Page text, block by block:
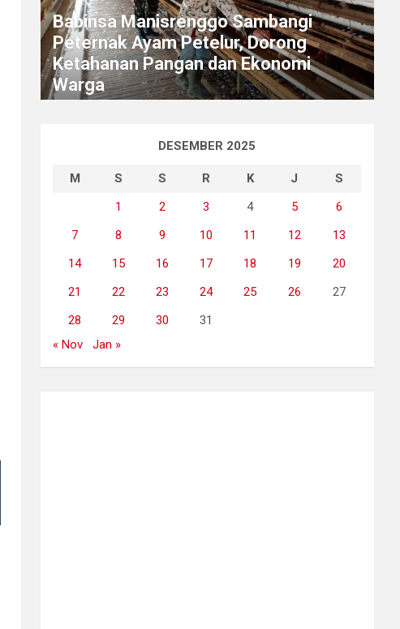
Babinsa Manisrenggo Sambangi
Peternak Ayam Petelur, Dorong
Ketahanan Pangan dan Ekonomi
Warga
DESEMBER 2025
M S S R K J
S
1
2 3 4 5
6
7
8 9 10 11 12
13
14
15 16 17 18 19
20
21
22 23 24 25 26
27
28
29 30
31
« Nov
Jan »